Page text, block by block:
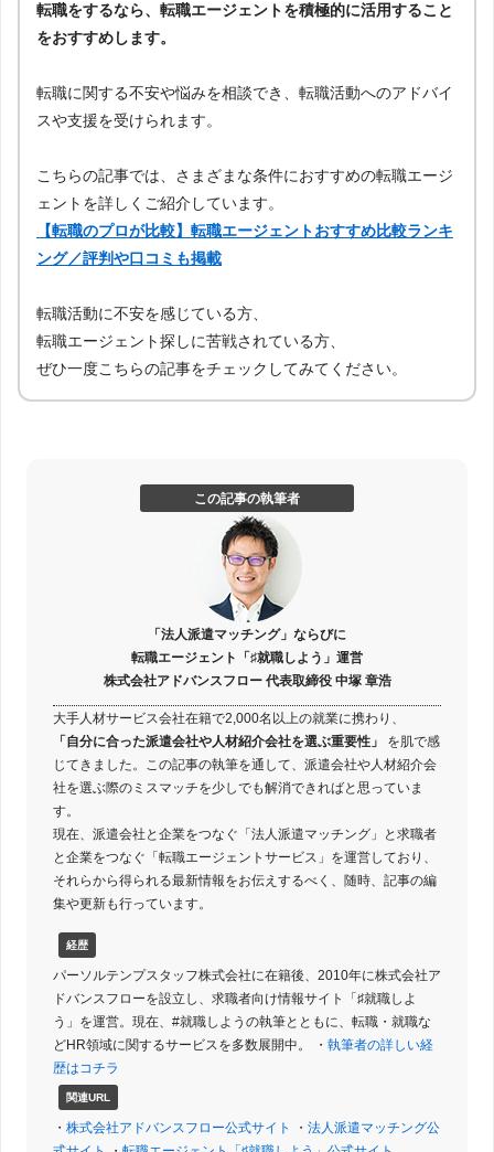
転職をするなら、転職エージェントを積極的に活用すること
をおすすめします。
転職に関する不安や悩みを相談でき、転職活動へのアドバイ
スや支援を受けられます。
こちらの記事では、さまざまな条件におすすめの転職エージ
ェントを詳しくご紹介しています。
【転職のプロが比較】転職エージェントおすすめ比較ランキ
ング／評判や口コミも掲載
転職活動に不安を感じている方、
転職エージェント探しに苦戦されている方、
ぜひ一度こちらの記事をチェックしてみてください。
この記事の執筆者
「法人派遣マッチング」ならびに
転職エージェント「♯就職しよう」運営
株式会社アドバンスフロー 代表取締役 中塚 章浩
大手人材サービス会社在籍で2,000名以上の就業に携わり、
「自分に合った派遣会社や人材紹介会社を選ぶ重要性」
を肌で感
じてきました。この記事の執筆を通して、派遣会社や人材紹介会
社を選ぶ際のミスマッチを少しでも解消できればと思っていま
す。
現在、派遣会社と企業をつなぐ「法人派遣マッチング」と求職者
と企業をつなぐ「転職エージェントサービス」を運営しており、
それらから得られる最新情報をお伝えするべく、随時、記事の編
集や更新も行っています。
経歴
パーソルテンプスタッフ株式会社に在籍後、2010年に株式会社ア
ドバンスフローを設立し、求職者向け情報サイト「♯就職しよ
う」を運営。現在、#就職しようの執筆とともに、転職・就職な
どHR領域に関するサービスを多数展開中。 ・ 執筆者の詳しい経
歴はコチラ
関連URL
・ 株式会社アドバンスフロー公式サイト ・ 法人派遣マッチング公